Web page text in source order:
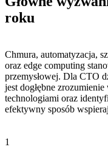
roku
Chmura, automatyzacja,
oraz edge computing
przemysłowej. Dla CTO
jest dogłębne
technologiami oraz
efektywny sposób
1